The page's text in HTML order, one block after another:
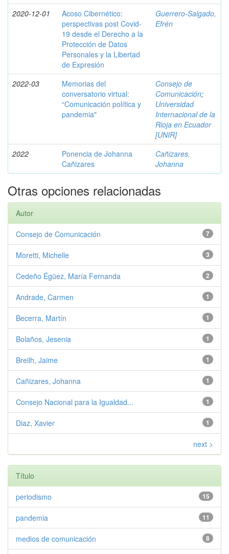
2020-12-01
Acoso Cibernético:
perspectivas post Covid-
19 desde el Derecho a la
Protección de Datos
Personales y la Libertad
de Expresión
Guerrero-Salgado,
Efrén
2022-03
Memorias del
conversatorio virtual:
“Comunicación política y
pandemia"
Consejo de
Comunicación;
Universidad
Internacional de la
Rioja en Ecuador
[UNIR]
2022
Ponencia de Johanna
Cañizares
Cañizares,
Johanna
Otras opciones relacionadas
Autor
7
Consejo de Comunicación
3
Moretti, Michelle
2
Cedeño Égüez, María Fernanda
1
Andrade, Carmen
1
Becerra, Martín
1
Bolaños, Jesenia
1
Breilh, Jaime
1
Cañizares, Johanna
1
Consejo Nacional para la Igualdad...
1
Diaz, Xavier
next >
Título
15
periodismo
11
pandemia
8
medios de comunicación